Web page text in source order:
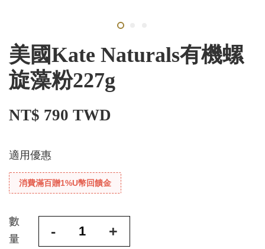
美國Kate Naturals有機螺
旋藻粉227g
NT$ 790 TWD
適用優惠
消費滿百贈1%U幣回饋金
數
量
- +